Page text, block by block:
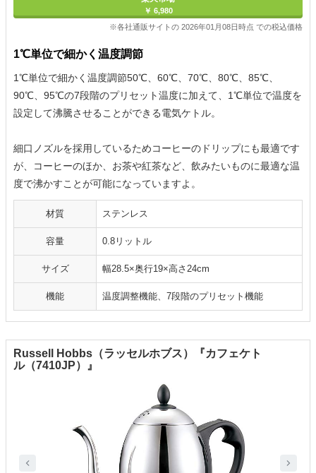
￥ 6,980
※各社通販サイトの 2026年01月08日時点 での税込価格
1℃単位で細かく温度調節
1℃単位で細かく温度調節50℃、60℃、70℃、80℃、85℃、
90℃、95℃の7段階のプリセット温度に加えて、1℃単位で温度を
設定して沸騰させることができる電気ケトル。
細口ノズルを採用しているためコーヒーのドリップにも最適です
が、コーヒーのほか、お茶や紅茶など、飲みたいものに最適な温
度で沸かすことが可能になっていますよ。
材質 ステンレス
容量 0.8リットル
サイズ 幅28.5×奥行19×高さ24cm
機能 温度調整機能、7段階のプリセット機能
Russell Hobbs（ラッセルホブス）『カフェケト
ル（7410JP）』